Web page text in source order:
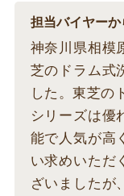
担当バイヤーか
神奈川県相模
芝のドラム式
した。東芝の
シリーズは優
能で人気が高
い求めいただ
ざいましたが